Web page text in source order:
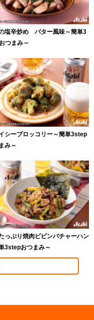
塩辛炒め バター風味～簡単3
つまみ～
シーブロッコリー～簡単3step
み～
っぷり焼肉ビビンバチャーハン
3stepおつまみ～